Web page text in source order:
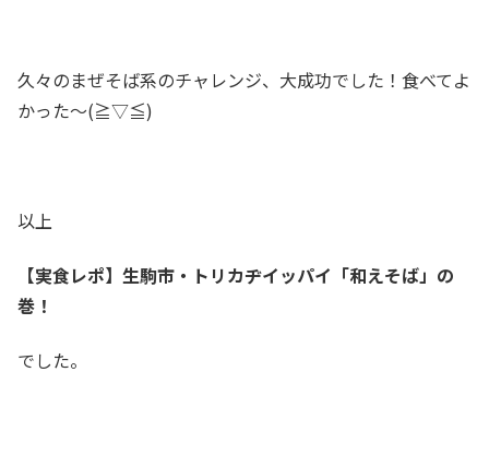
久々のまぜそば系のチャレンジ、大成功でした！食べてよ
かった～(≧▽≦)
以上
【実食レポ】生駒市・トリカヂイッパイ「和えそば」の
巻！
でした。